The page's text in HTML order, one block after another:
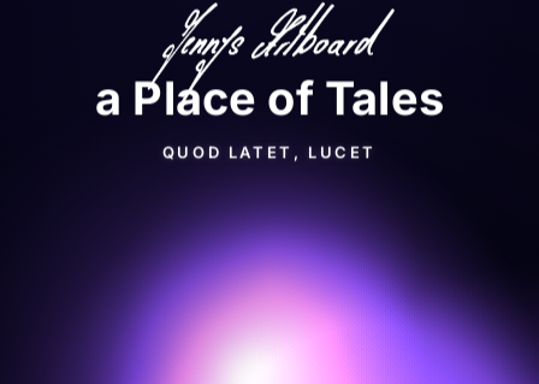
a Place of Tales
QUOD LATET, LUCET